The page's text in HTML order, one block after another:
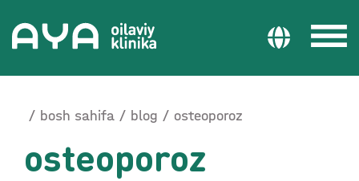
bosh sahifa blog osteoporoz
osteoporoz